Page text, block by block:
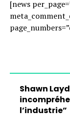
[news
Shawn
l’industrie”